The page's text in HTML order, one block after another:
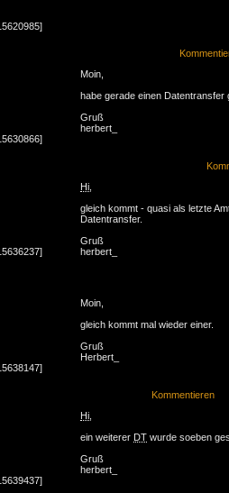
Moin,
habe gerade einen Datentransfer
Gruß
herbert_
Hi
gleich kommt - quasi als letzte
Datentransfer.
Gruß
herbert_
Moin,
gleich kommt mal wieder einer.
Gruß
Herbert_
Kommentieren
Hi
ein weiterer DT wurde soeben
Gruß
herbert_